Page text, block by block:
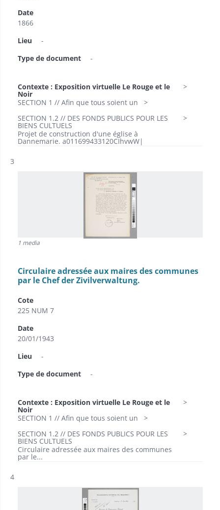
Date
1866
Lieu
-
Type de document
-
Contexte : Exposition virtuelle Le Rouge et le
Noir
SECTION 1 // Afin que tous soient un
SECTION 1.2 // DES FONDS PUBLICS POUR LES
BIENS CULTUELS
Projet de construction d'une église à
Dannemarie. a011699433120CIhvwW|
Résultat n°
3
1 media
Circulaire adressée aux maires des communes
par le Chef der Zivilverwaltung.
Cote
225 NUM 7
Date
20/01/1943
Lieu
-
Type de document
-
Contexte : Exposition virtuelle Le Rouge et le
Noir
SECTION 1 // Afin que tous soient un
SECTION 1.2 // DES FONDS PUBLICS POUR LES
BIENS CULTUELS
Circulaire adressée aux maires des communes
par le...
Résultat n°
4